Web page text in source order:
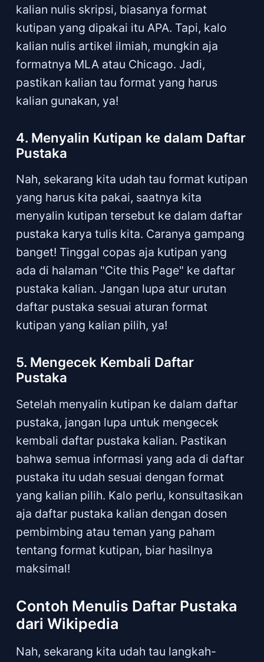
kalian nulis skripsi, biasanya format
kutipan yang dipakai itu APA. Tapi, kalo
kalian nulis artikel ilmiah, mungkin aja
formatnya MLA atau Chicago. Jadi,
pastikan kalian tau format yang harus
kalian gunakan, ya!
4. Menyalin Kutipan ke dalam Daftar
Pustaka
Nah, sekarang kita udah tau format kutipan
yang harus kita pakai, saatnya kita
menyalin kutipan tersebut ke dalam daftar
pustaka karya tulis kita. Caranya gampang
banget! Tinggal copas aja kutipan yang
ada di halaman "Cite this Page" ke daftar
pustaka kalian. Jangan lupa atur urutan
daftar pustaka sesuai aturan format
kutipan yang kalian pilih, ya!
5. Mengecek Kembali Daftar
Pustaka
Setelah menyalin kutipan ke dalam daftar
pustaka, jangan lupa untuk mengecek
kembali daftar pustaka kalian. Pastikan
bahwa semua informasi yang ada di daftar
pustaka itu udah sesuai dengan format
yang kalian pilih. Kalo perlu, konsultasikan
aja daftar pustaka kalian dengan dosen
pembimbing atau teman yang paham
tentang format kutipan, biar hasilnya
maksimal!
Contoh Menulis Daftar Pustaka
dari Wikipedia
Nah, sekarang kita udah tau langkah-